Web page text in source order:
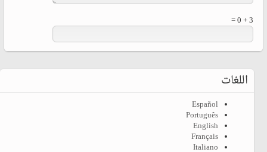
3 + 0 =
اللغات
Español
Português
English
Français
Italiano